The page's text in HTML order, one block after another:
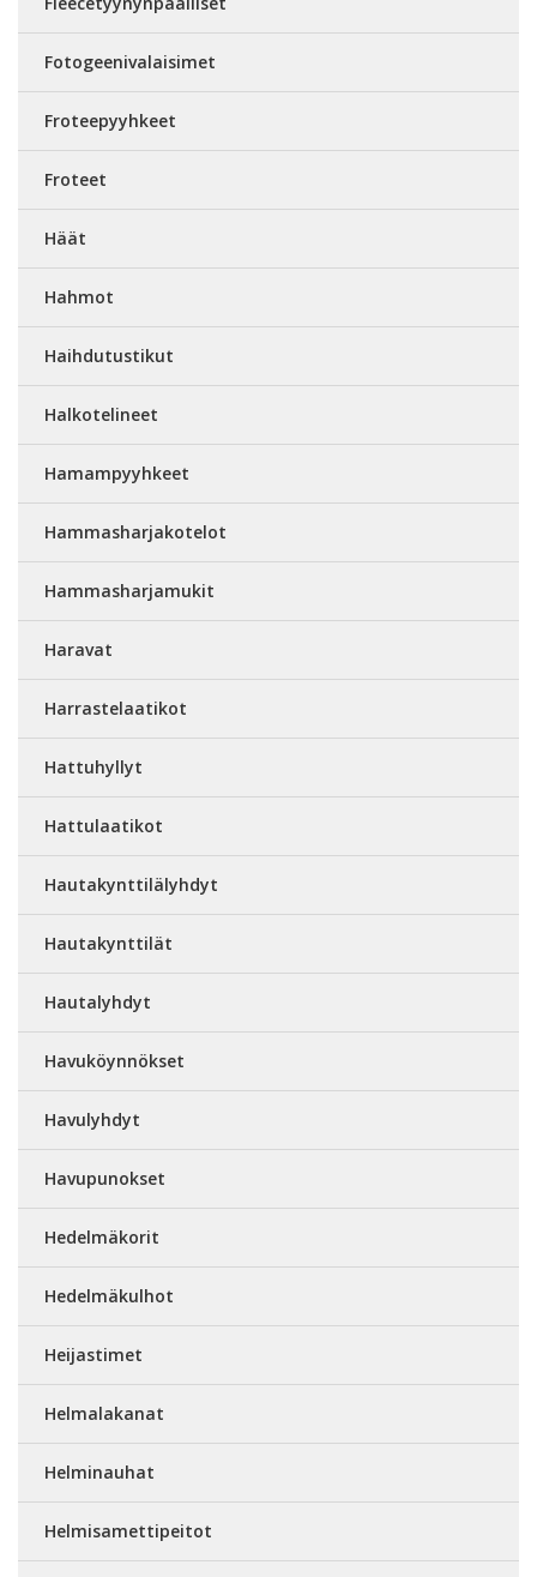
Fotogeenivalaisimet
Froteepyyhkeet
Froteet
Häät
Hahmot
Haihdutustikut
Halkotelineet
Hamampyyhkeet
Hammasharjakotelot
Hammasharjamukit
Haravat
Harrastelaatikot
Hattuhyllyt
Hattulaatikot
Hautakynttilälyhdyt
Hautakynttilät
Hautalyhdyt
Havuköynnökset
Havulyhdyt
Havupunokset
Hedelmäkorit
Hedelmäkulhot
Heijastimet
Helmalakanat
Helminauhat
Helmisamettipeitot